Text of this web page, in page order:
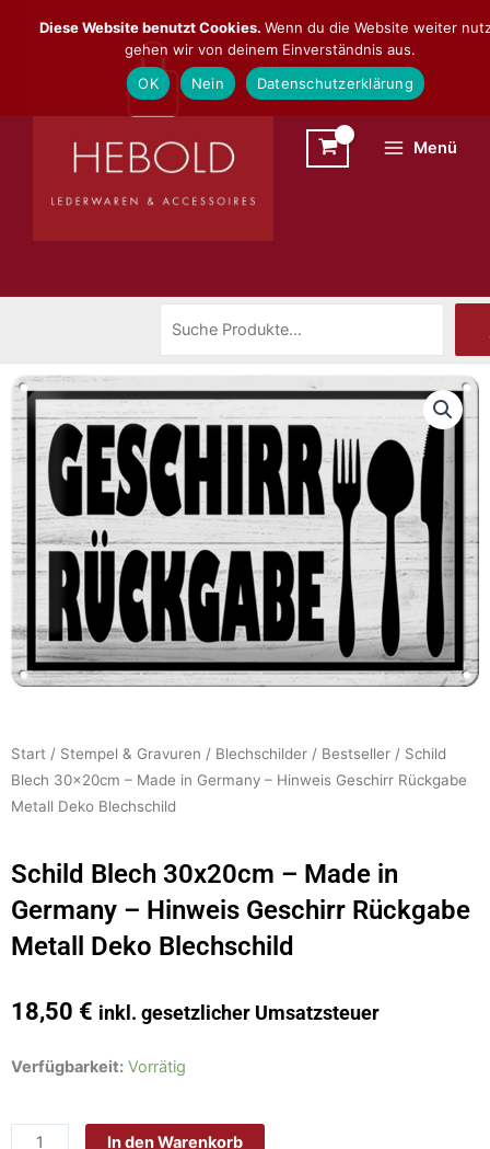
Inhalt
Menü
Start / Stempel & Gravuren / Blechschilder / Bestseller / Schild
Blech 30x20cm – Made in Germany – Hinweis Geschirr Rückgabe
Metall Deko Blechschild
Schild Blech 30x20cm – Made in
Germany – Hinweis Geschirr Rückgabe
Metall Deko Blechschild
18,50 € inkl. gesetzlicher Umsatzsteuer
Verfügbarkeit: Vorrätig
Schild
In den Warenkorb
Diese Website benutzt Cookies. Wenn du die Website weiter
gehen wir von deinem Einverständnis aus.
OK
Nein Datenschutzerklärung